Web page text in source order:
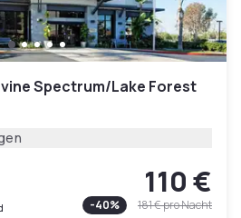
Spectrum/Lake Forest
110 €
-40% 181 €pro Nacht